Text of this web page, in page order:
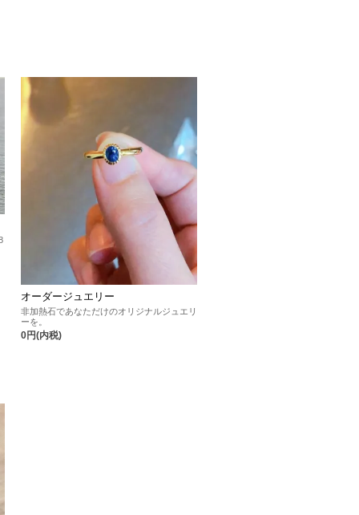
オーダージュエリー
非加熱石であなただけのオリジナルジュエリ
ーを。
0円(内税)